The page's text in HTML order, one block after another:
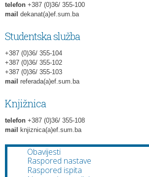
telefon +387 (0)36/ 355-100
mail dekanat(a)ef.sum.ba
Studentska služba
+387 (0)36/ 355-104
+387 (0)36/ 355-102
+387 (0)36/ 355-103
mail referada(a)ef.sum.ba
Knjižnica
telefon +387 (0)36/ 355-108
mail
knjiznica(a)ef.sum.ba
Obavijesti
Raspored nastave
Raspored ispita